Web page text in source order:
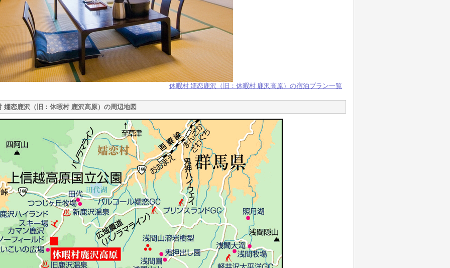
休暇村 嬬恋鹿沢（旧：休暇村 鹿沢高原）の宿泊プラン一覧
嬬恋鹿沢（旧：休暇村 鹿沢高原）の周辺地図